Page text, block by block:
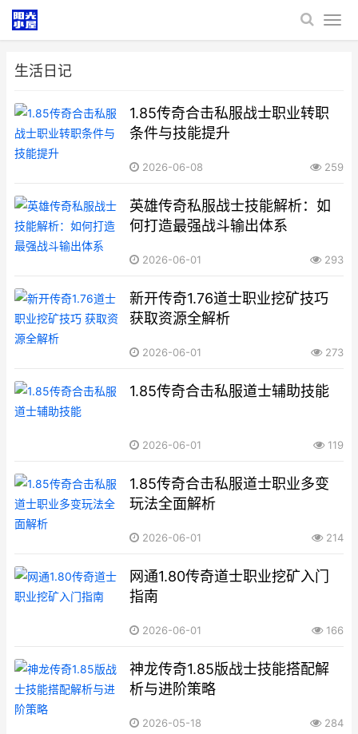
生活日记
1.85传奇合击私服战士职业转职
条件与技能提升
2026-06-08 259
英雄传奇私服战士技能解析：如
何打造最强战斗输出体系
2026-06-01 293
新开传奇1.76道士职业挖矿技巧
获取资源全解析
2026-06-01 273
1.85传奇合击私服道士辅助技能
2026-06-01 119
1.85传奇合击私服道士职业多变
玩法全面解析
2026-06-01 214
网通1.80传奇道士职业挖矿入门
指南
2026-06-01 166
神龙传奇1.85版战士技能搭配解
析与进阶策略
2026-05-18 284